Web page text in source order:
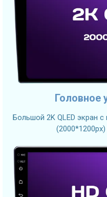
Головное
Большой 2K QLED экран